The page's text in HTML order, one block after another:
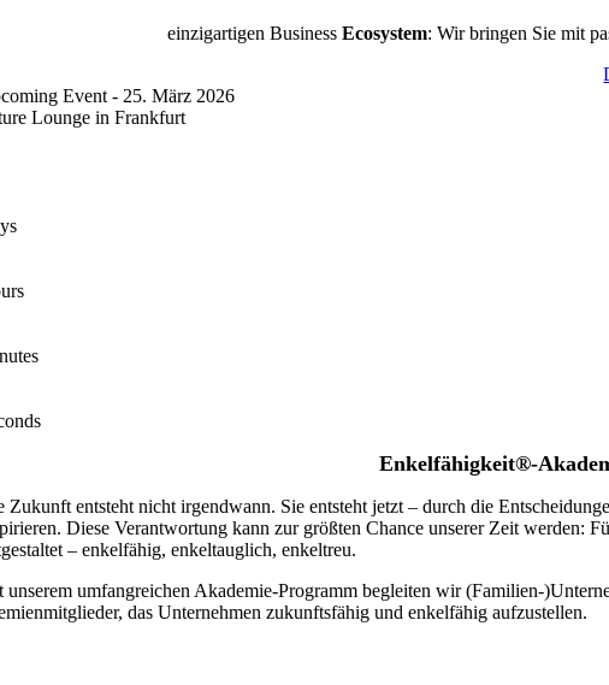
einzigartigen Business Ecosystem: Wir bringen Sie mit
Event - 25. März 2026
Lounge in Frankfurt
Enkelfähigkeit®-
Zukunft entsteht nicht irgendwann. Sie entsteht jetzt – durch die
Diese Verantwortung kann zur größten Chance unserer Zeit werden:
– enkelfähig, enkeltauglich, enkeltreu.
unserem umfangreichen Akademie-Programm begleiten wir (Familien-
das Unternehmen zukunftsfähig und enkelfähig aufzustellen.